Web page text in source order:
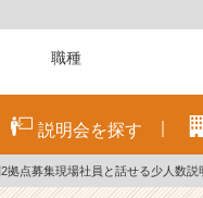
説明会を探す
2拠点募集現場社員と話せる少人数説